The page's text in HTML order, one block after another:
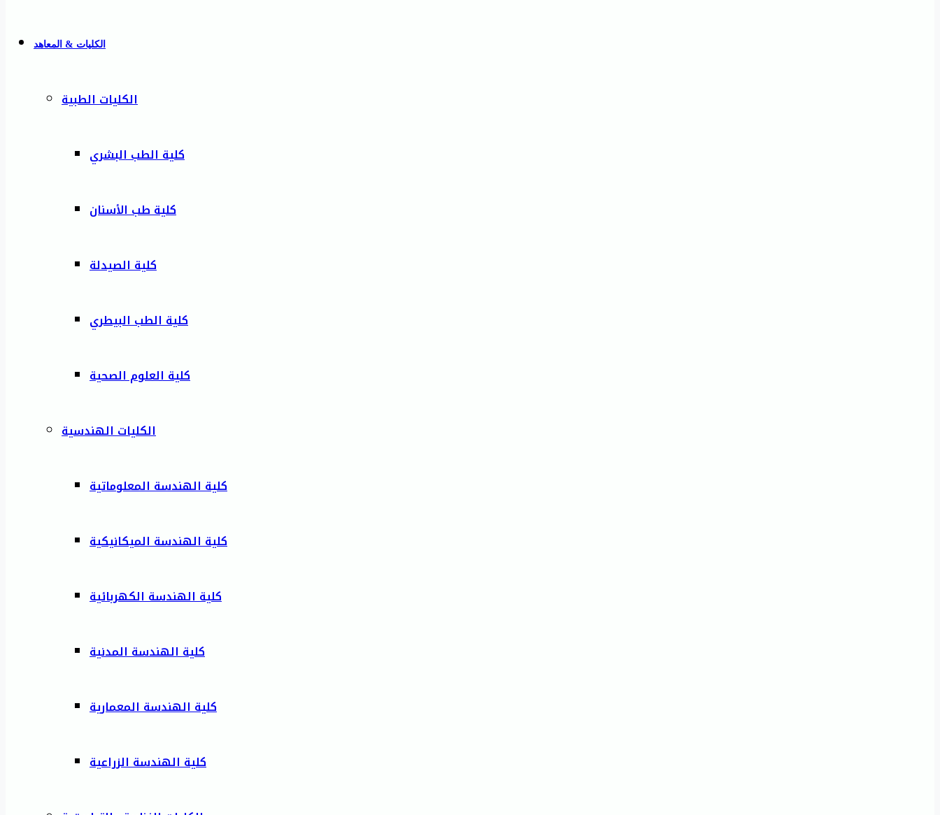
الكليات & المعاهد
الكليات الطبية
كلية الطب البشري
كلية طب الأسنان
كلية الصيدلة
كلية الطب البيطري
كلية العلوم الصحية
الكليات الهندسية
كلية الهندسة المعلوماتية
كلية الهندسة الميكانيكية
كلية الهندسة الكهربائية
كلية الهندسة المدنية
كلية الهندسة المعمارية
كلية الهندسة الزراعية